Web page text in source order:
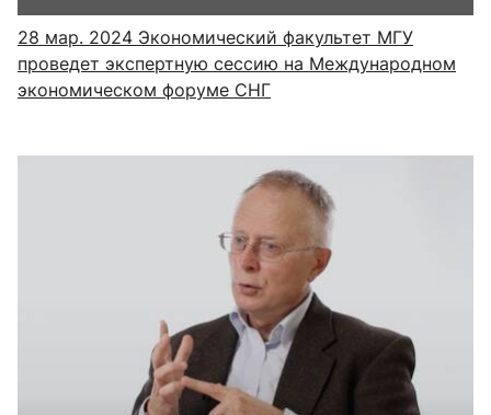
28 мар. 2024 Экономический факультет МГУ
проведет экспертную сессию на Международном
экономическом форуме СНГ